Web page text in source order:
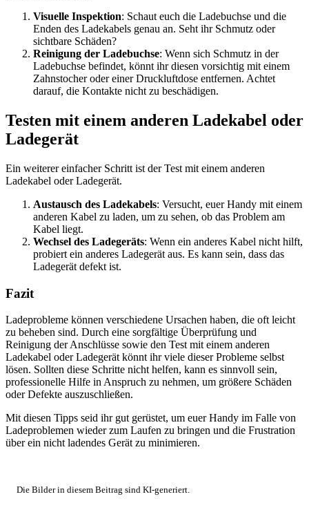
Visuelle Inspektion: Schaut euch die Ladebuchse und die
Enden des Ladekabels genau an. Seht ihr Schmutz oder
sichtbare Schäden?
Reinigung der Ladebuchse: Wenn sich Schmutz in der
Ladebuchse befindet, könnt ihr diesen vorsichtig mit einem
Zahnstocher oder einer Druckluftdose entfernen. Achtet
darauf, die Kontakte nicht zu beschädigen.
Testen mit einem anderen Ladekabel oder
Ladegerät
Ein weiterer einfacher Schritt ist der Test mit einem anderen
Ladekabel oder Ladegerät.
Austausch des Ladekabels: Versucht, euer Handy mit einem
anderen Kabel zu laden, um zu sehen, ob das Problem am
Kabel liegt.
Wechsel des Ladegeräts: Wenn ein anderes Kabel nicht hilft,
probiert ein anderes Ladegerät aus. Es kann sein, dass das
Ladegerät defekt ist.
Fazit
Ladeprobleme können verschiedene Ursachen haben, die oft leicht
zu beheben sind. Durch eine sorgfältige Überprüfung und
Reinigung der Anschlüsse sowie den Test mit einem anderen
Ladekabel oder Ladegerät könnt ihr viele dieser Probleme selbst
lösen. Sollten diese Schritte nicht helfen, kann es sinnvoll sein,
professionelle Hilfe in Anspruch zu nehmen, um größere Schäden
oder Defekte auszuschließen.
Mit diesen Tipps seid ihr gut gerüstet, um euer Handy im Falle von
Ladeproblemen wieder zum Laufen zu bringen und die Frustration
über ein nicht ladendes Gerät zu minimieren.
Die Bilder in diesem Beitrag sind KI-generiert.